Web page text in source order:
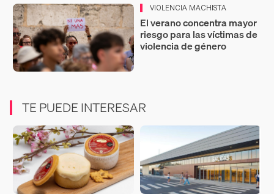
VIOLENCIA MACHISTA
El verano concentra mayor
riesgo para las víctimas de
violencia de género
TE PUEDE INTERESAR